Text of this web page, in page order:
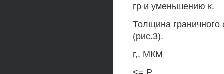
гр и уменьшению к.
Толщина граничного
(рис.3).
г,, МКМ